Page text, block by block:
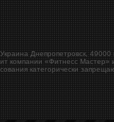
Украина Днепропетровск 49000
компании «Фитнесс Мастер»
категорически